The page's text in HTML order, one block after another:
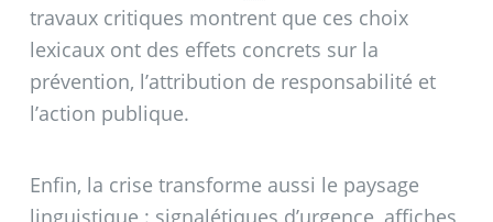
travaux critiques montrent que ces choix
lexicaux ont des effets concrets sur la
prévention, l’attribution de responsabilité et
l’action publique.
Enfin, la crise transforme aussi le paysage